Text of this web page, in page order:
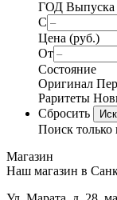
ГОД Выпуска
С
Цена (руб.)
От
Состояние
Оригинал
Раритеты
Сбросить
Поиск только
Магазин
Наш магазин в